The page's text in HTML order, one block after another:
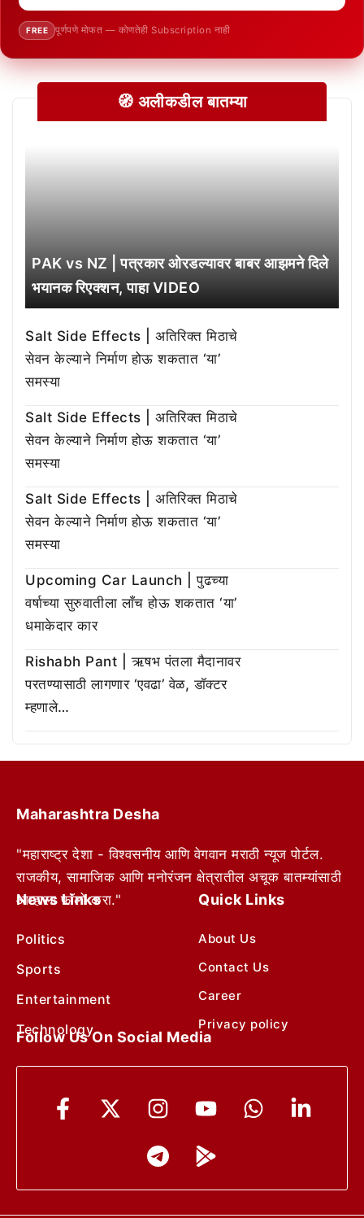
FREE पूर्णपणे मोफत — कोणतेही Subscription नाही
🧭 अलीकडील बातम्या
PAK vs NZ | पत्रकार ओरडल्यावर बाबर आझमने दिले
भयानक रिएक्शन, पाहा VIDEO
Salt Side Effects | अतिरिक्त मिठाचे
सेवन केल्याने निर्माण होऊ शकतात ‘या’
समस्या
Salt Side Effects | अतिरिक्त मिठाचे
सेवन केल्याने निर्माण होऊ शकतात ‘या’
समस्या
Salt Side Effects | अतिरिक्त मिठाचे
सेवन केल्याने निर्माण होऊ शकतात ‘या’
समस्या
Upcoming Car Launch | पुढच्या
वर्षाच्या सुरुवातीला लाँच होऊ शकतात ‘या’
धमाकेदार कार
Rishabh Pant | ऋषभ पंतला मैदानावर
परतण्यासाठी लागणार ‘एवढा’ वेळ, डॉक्टर
म्हणाले…
Maharashtra Desha
"महाराष्ट्र देशा - विश्वसनीय आणि वेगवान मराठी न्यूज पोर्टल.
राजकीय, सामाजिक आणि मनोरंजन क्षेत्रातील अचूक बातम्यांसाठी
आम्हाला फॉलो करा."
News Links
Politics
Sports
Entertainment
Technology
Quick Links
About Us
Contact Us
Career
Privacy policy
Follow Us On Social Media